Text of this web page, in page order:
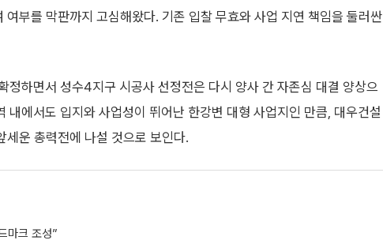
부를 막판까지 고심해왔다. 기존 입찰 무효와 사업 지연 책임을 둘러싼
정하면서 성수4지구 시공사 선정전은 다시 양사 간 자존심 대결 양상으
에서도 입지와 사업성이 뛰어난 한강변 대형 사업지인 만큼, 대우건설
운 총력전에 나설 것으로 보인다.
마크 조성”